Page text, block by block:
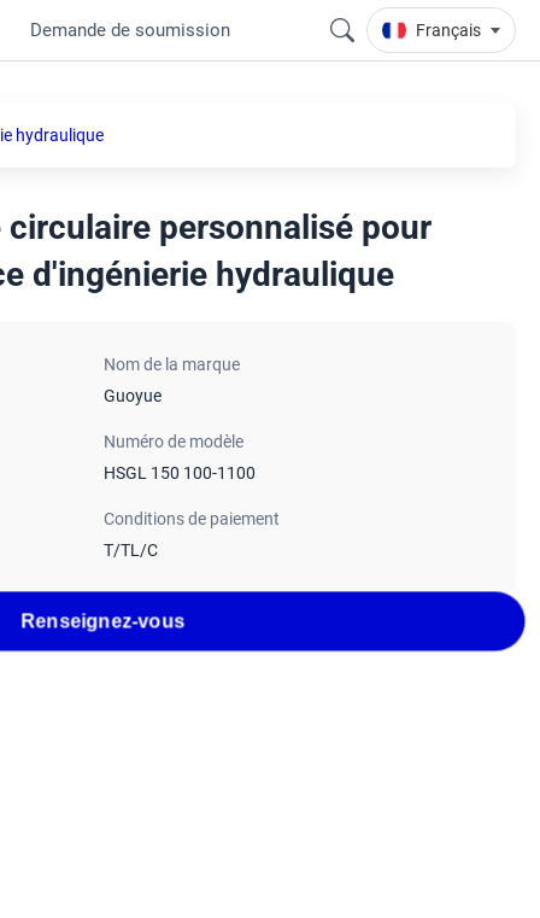
Demande de soumission Français
hydraulique
personnalisé pour
d'ingénierie hydraulique
Nom de la marque
Guoyue
Numéro de modèle
HSGL 150 100-1100
Conditions de paiement
T/TL/C
Renseignez-vous